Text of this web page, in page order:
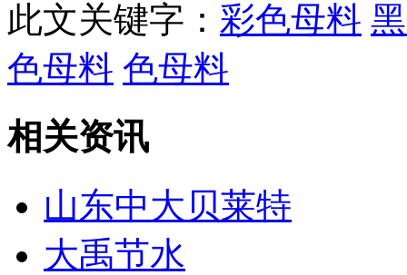
此文关键字： 彩色母料
色母料 色母料
相关资讯
山东中大贝莱特
大禹节水